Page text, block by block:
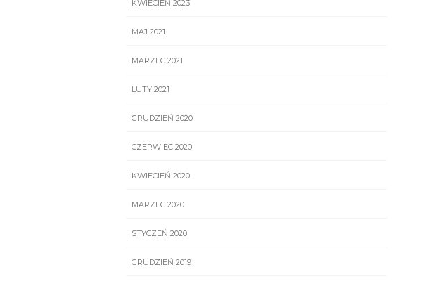
KWIECIEŃ 2023
MAJ 2021
MARZEC 2021
LUTY 2021
GRUDZIEŃ 2020
CZERWIEC 2020
KWIECIEŃ 2020
MARZEC 2020
STYCZEŃ 2020
GRUDZIEŃ 2019